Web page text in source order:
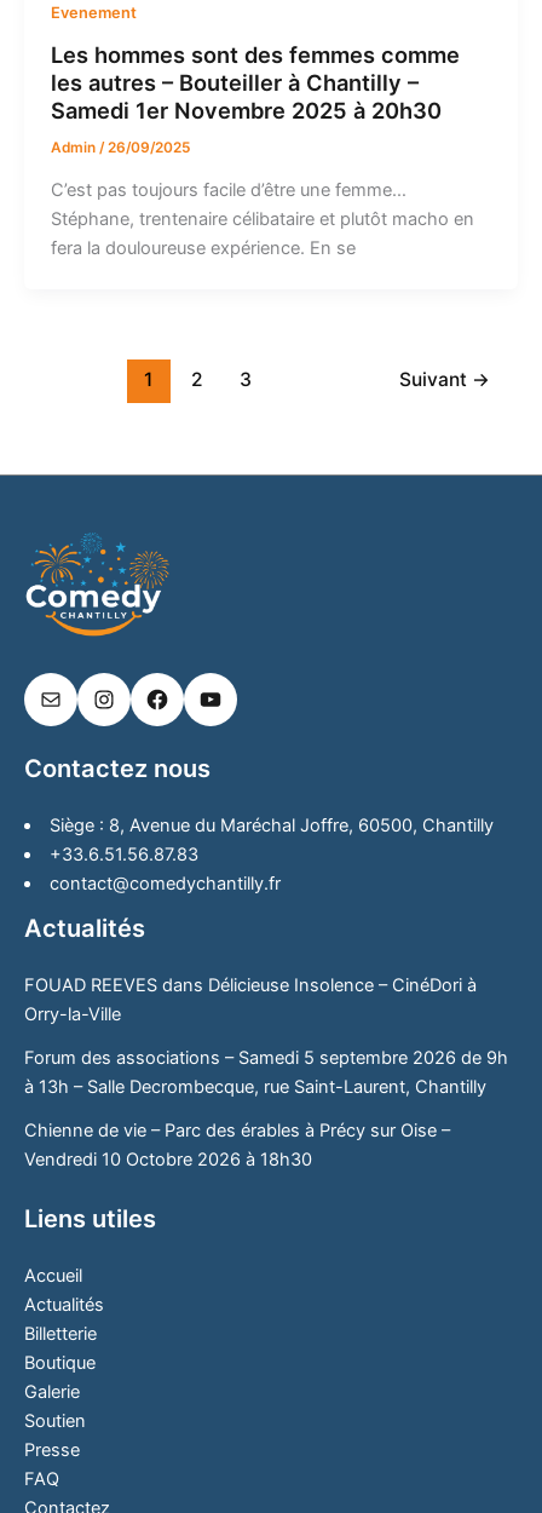
Evenement
Les hommes sont des femmes comme
les autres – Bouteiller à Chantilly –
Samedi 1er Novembre 2025 à 20h30
Admin /26/09/2025
C’est pas toujours facile d’être une femme…
Stéphane, trentenaire célibataire et plutôt macho en
fera la douloureuse expérience. En se
1 2 3 Suivant →
Contactez nous
Siège : 8, Avenue du Maréchal Joffre, 60500, Chantilly
+33.6.51.56.87.83
contact@comedychantilly.fr
Actualités
FOUAD REEVES dans Délicieuse Insolence – CinéDori à
Orry-la-Ville
Forum des associations – Samedi 5 septembre 2026 de 9h
à 13h – Salle Decrombecque, rue Saint-Laurent, Chantilly
Chienne de vie – Parc des érables à Précy sur Oise –
Vendredi 10 Octobre 2026 à 18h30
Liens utiles
Accueil
Actualités
Billetterie
Boutique
Galerie
Soutien
Presse
FAQ
Contactez